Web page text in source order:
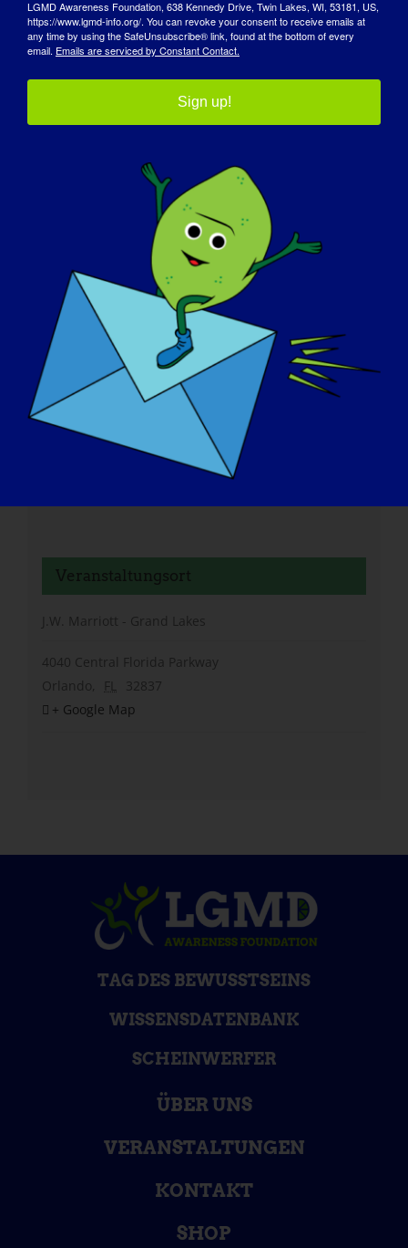
Ende:
Juli 21, 2025
Die Stiftung Speak
Veranstaltungsort
J.W. Marriott - Grand Lakes
4040 Central Florida Parkway
Orlando, FL
32837
+ Google Map
TAG DES BEWUSSTSEINS
WISSENSDATENBANK
SCHEINWERFER
ÜBER UNS
VERANSTALTUNGEN
KONTAKT
SHOP
LGMD Awareness Foundation, 638 Kennedy Drive, Twin Lakes, WI, 53181, US,
https://www.lgmd-info.org/. You can revoke your consent to receive emails at
any time by using the SafeUnsubscribe® link, found at the bottom of every
email. Emails are serviced by Constant Contact.
Sign up!